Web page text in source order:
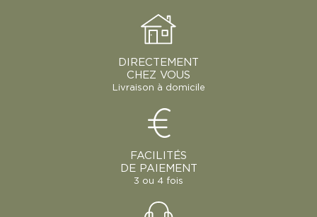
DIRECTEMENT
CHEZ VOUS
Livraison à domicile
FACILITÉS
DE PAIEMENT
3 ou 4 fois